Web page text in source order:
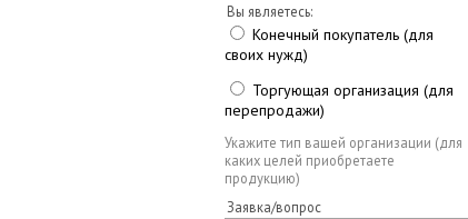
Вы являетесь:
Конечный покупатель (для
своих нужд)
Торгующая организация (для
перепродажи)
Укажите тип вашей организации (для
каких целей приобретаете
продукцию)
Заявка/вопрос